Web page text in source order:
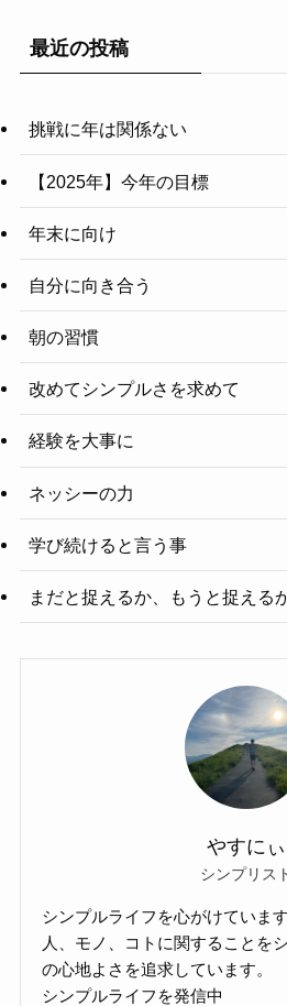
最近の投稿
挑戦に年は関係ない
【2025年】今年の目標
年末に向け
自分に向き合う
朝の習慣
改めてシンプルさを求めて
経験を大事に
ネッシーの力
学び続けると言う事
まだと捉えるか、もうと捉える
やすにぃ
シンプリス
シンプルライフを心がけています
人、モノ、コトに関することを
の心地よさを追求しています。
シンプルライフを発信中